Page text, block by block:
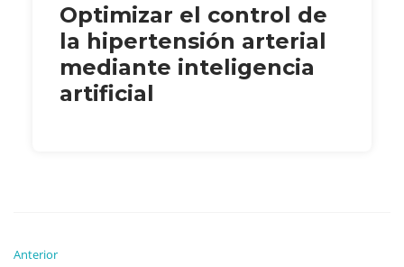
Optimizar el control de
la hipertensión arterial
mediante inteligencia
artificial
Anterior